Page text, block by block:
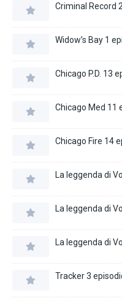
Criminal Record
Widow’s Bay 1
Chicago P.D. 13
Chicago Med 11
Chicago Fire 14
La leggenda di
La leggenda di
La leggenda di
Tracker 3